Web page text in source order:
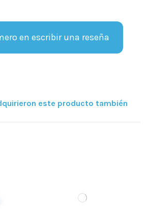
en escribir una reseña
este producto también